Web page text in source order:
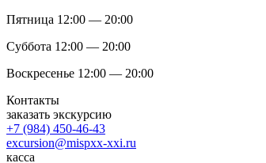
Пятница 12:00 — 20:00
Суббота 12:00 — 20:00
Воскресенье 12:00 — 20:00
Контакты
заказать экскурсию
+7 (984) 450-46-43
excursion@mispxx-xxi.ru
касса